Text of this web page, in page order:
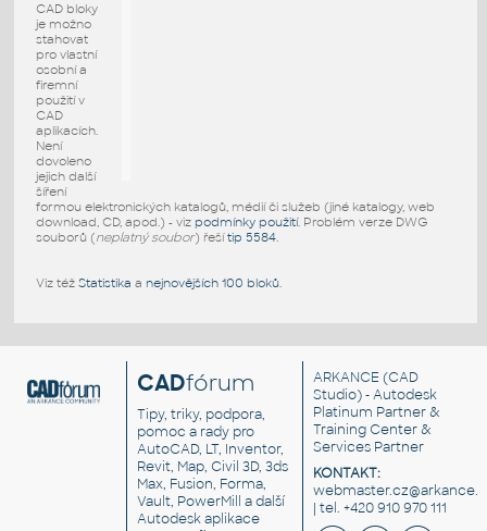
CAD bloky
je možno
stahovat
pro vlastní
osobní a
firemní
použití v
CAD
aplikacích.
Není
dovoleno
jejich další
šíření
formou elektronických katalogů, médií či služeb (jiné katalogy, web
download, CD, apod.) - viz podmínky použití. Problém verze DWG
souborů (neplatný soubor) řešítip 5584.
Viz též Statistika a nejnovějších 100 bloků.
CADfórum
Tipy, triky, podpora,
pomoc a rady pro
AutoCAD, LT, Inventor,
Revit, Map, Civil 3D, 3ds
Max, Fusion, Forma,
Vault, PowerMill a další
Autodesk aplikace
ARKANCE (CAD
Studio) - Autodesk
Platinum Partner &
Training Center &
Services Partner
KONTAKT:
| tel. +420 910 970 111